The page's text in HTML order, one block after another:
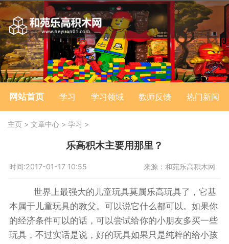
网站首页 学习 学习领域 教师反馈 热门新闻
主页 > 文章中心 > 学习 >
乐高积木主要用那里？
时间:2017-01-17 10:55 来源：和苑乐高积木网
世界上最强大的儿童玩具莫属乐高玩具了，它基
本属于儿童玩具的教父。可以说它什么都可以。如果你
的经济条件可以的话，可以尝试给你的小朋友多买一些
玩具，不过实话是说，好的玩具如果只是纯粹的给小孩